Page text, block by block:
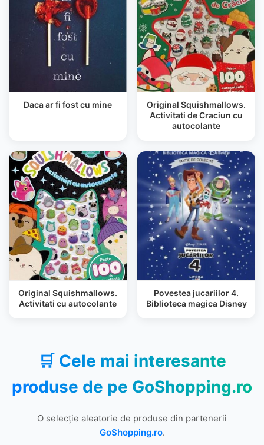
Daca ar fi fost cu mine
Original Squishmallows.
Activitati de Craciun cu
autocolante
Original Squishmallows.
Activitati cu autocolante
Povestea jucariilor 4.
Biblioteca magica Disney
🛒 Cele mai interesante
produse de pe GoShopping.ro
O selecție aleatorie de produse din partenerii
GoShopping.ro.